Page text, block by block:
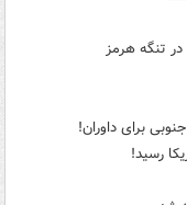
تنگه هرمز
برای داوران!
رسید!